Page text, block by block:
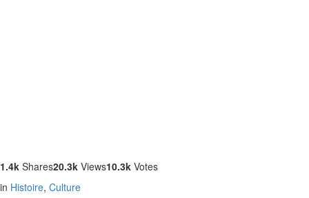
1.4k Shares20.3k Views10.3k Votes
in Histoire, Culture